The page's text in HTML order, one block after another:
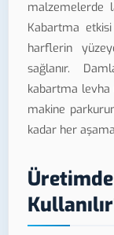
malzemelerde
Kabartma
harflerin
sağlanır.
kabartma levha
makine
kadar her